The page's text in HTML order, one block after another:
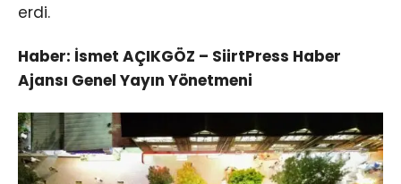
erdi.
Haber: İsmet AÇIKGÖZ – SiirtPress Haber
Ajansı Genel Yayın Yönetmeni